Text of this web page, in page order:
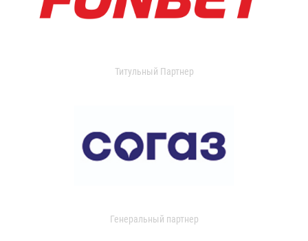
Титульный Партнер
Генеральный партнер